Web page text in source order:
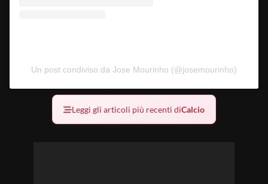
Un post condiviso da Jose Mourinho (@josemourinho)
Leggi gli articoli più recenti diCalcio